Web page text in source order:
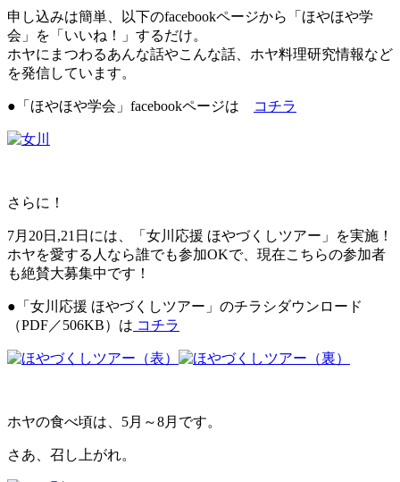
申し込みは簡単、以下のfacebookページから「ほやほや学
会」を「いいね！」するだけ。
ホヤにまつわるあんな話やこんな話、ホヤ料理研究情報など
を発信しています。
●「ほやほや学会」facebookページは コチラ
さらに！
7月20日,21日には、「女川応援 ほやづくしツアー」を実施！
ホヤを愛する人なら誰でも参加OKで、現在こちらの参加者
も絶賛大募集中です！
●「女川応援 ほやづくしツアー」のチラシダウンロード
（PDF／506KB）は コチラ
ホヤの食べ頃は、5月～8月です。
さあ、召し上がれ。